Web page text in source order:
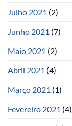
Julho 2021 (2)
Junho 2021 (7)
Maio 2021 (2)
Abril 2021 (4)
Março 2021 (1)
Fevereiro 2021 (4)